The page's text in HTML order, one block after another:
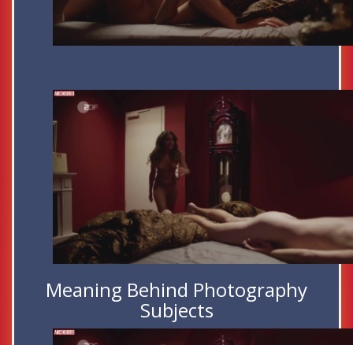
Meaning Behind Photography
Subjects